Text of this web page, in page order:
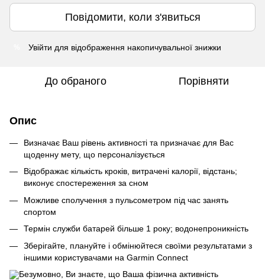
Повідомити, коли з'явиться
Увійти для відображення накопичувальної знижки
До обраного Порівняти
Опис
Визначає Ваш рівень активності та призначає для Вас
щоденну мету, що персоналізується
Відображає кількість кроків, витрачені калорії, відстань;
виконує спостереження за сном
Можливе сполучення з пульсометром під час занять
спортом
Термін служби батарей більше 1 року; водонепроникність
Зберігайте, плануйте і обмінюйтеся своїми результатами з
іншими користувачами на Garmin Connect
Безумовно, Ви знаєте, що Ваша фізична активність